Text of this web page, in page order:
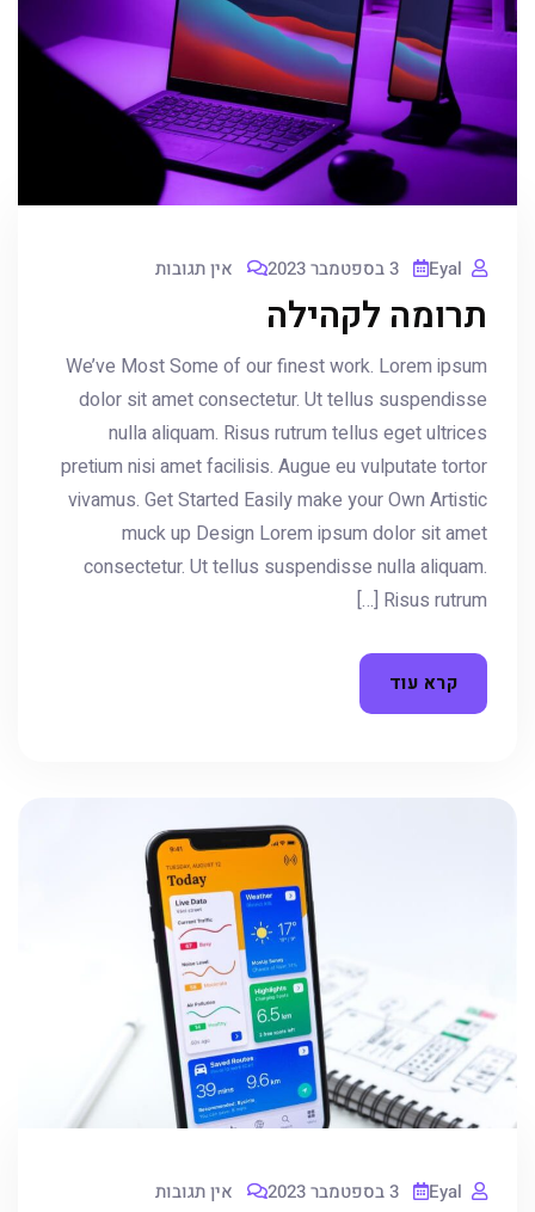
Eyal אין תגובות
תרומה לקהילה
We’ve Most Some of our finest work. Lorem ipsum
dolor sit amet consectetur. Ut tellus suspendisse
nulla aliquam. Risus rutrum tellus eget ultrices
pretium nisi amet facilisis. Augue eu vulputate tortor
vivamus. Get Started Easily make your Own Artistic
muck up Design Lorem ipsum dolor sit amet
consectetur. Ut tellus suspendisse nulla aliquam.
Risus rutrum […]
קרא עוד
Eyal אין תגובות